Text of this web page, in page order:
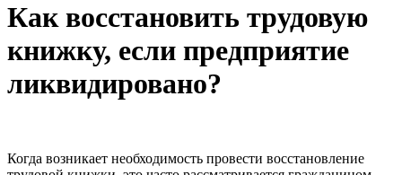
Как восстановить трудовую
книжку, если предприятие
ликвидировано?
Когда возникает необходимость провести восстановление